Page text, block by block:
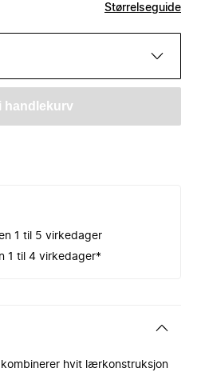
Størrelseguide
handlekurv
1 til 5 virkedager
1 til 4 virkedager*
hvit lærkonstruksjon